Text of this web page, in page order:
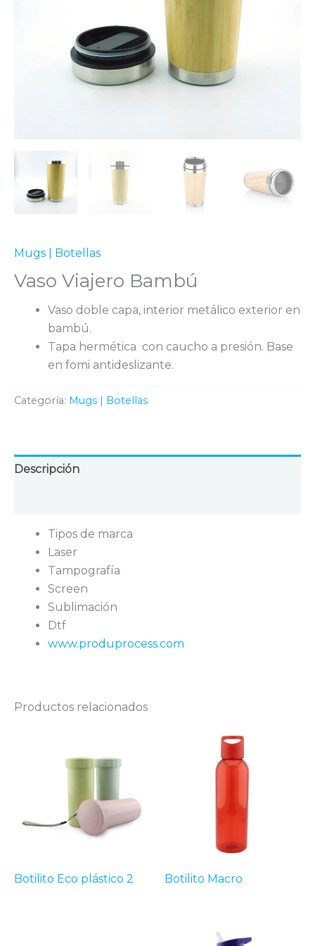
Mugs | Botellas
Vaso Viajero Bambú
Vaso doble capa, interior metálico exterior en
bambú.
Tapa hermética con caucho a presión. Base
en fomi antideslizante.
Categoría: Mugs | Botellas
Descripción
Tipos de marca
Laser
Tampografía
Screen
Sublimación
Dtf
www.produprocess.com
Productos relacionados
Botilito Eco plástico 2 Botilito Macro